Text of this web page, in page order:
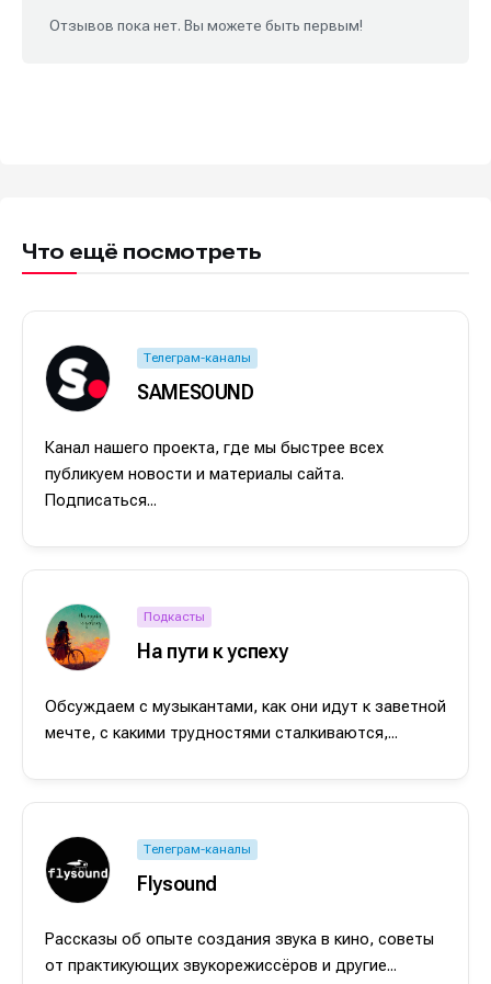
Отзывов пока нет. Вы можете быть первым!
Что ещё посмотреть
Телеграм-каналы
SAMESOUND
Канал нашего проекта, где мы быстрее всех
публикуем новости и материалы сайта.
Подписаться...
Подкасты
На пути к успеху
Обсуждаем с музыкантами, как они идут к заветной
мечте, с какими трудностями сталкиваются,...
Телеграм-каналы
Flysound
Рассказы об опыте создания звука в кино, советы
от практикующих звукорежиссёров и другие...